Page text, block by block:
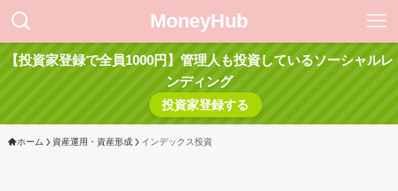
MoneyHub
【投資家登録で全員1000円】管理人も投資しているソーシャルレ
ンディング
投資家登録する
ホーム 資産運用・資産形成 インデックス投資